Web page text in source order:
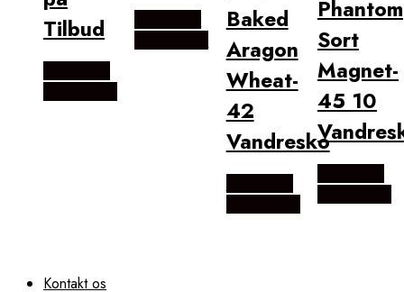
Tilbud
Baked
Aragon
Wheat-
42
Vandresko
Phantom
Sort
Magnet-
45 10
Kontakt os